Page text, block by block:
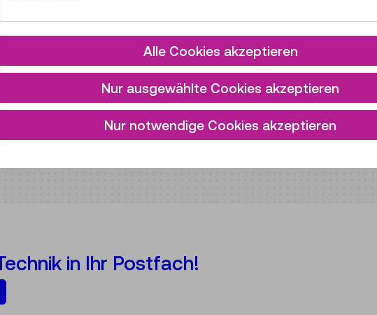
kostenlos teilnehmen.
in Ihr Postfach!
Alle Cookies akzeptieren
Nur ausgewählte Cookies akzeptieren
Nur notwendige Cookies akzeptieren